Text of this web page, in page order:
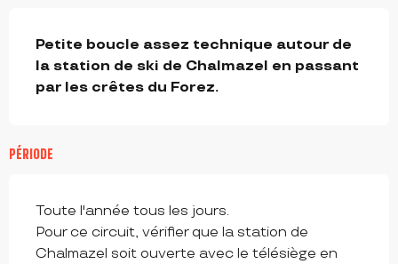
Petite boucle assez technique autour de
la station de ski de Chalmazel en passant
par les crêtes du Forez.
PÉRIODE
Toute l'année tous les jours.
Pour ce circuit, vérifier que la station de
Chalmazel soit ouverte avec le télésiège en